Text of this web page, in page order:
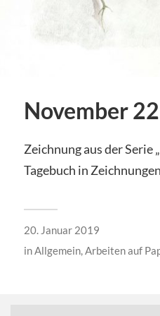
November 22
Zeichnung aus der Serie
Tagebuch in
20. Januar 2019
inAllgemein,Arbeiten auf